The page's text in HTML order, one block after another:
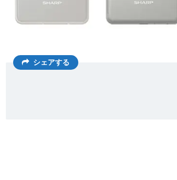
シェアする